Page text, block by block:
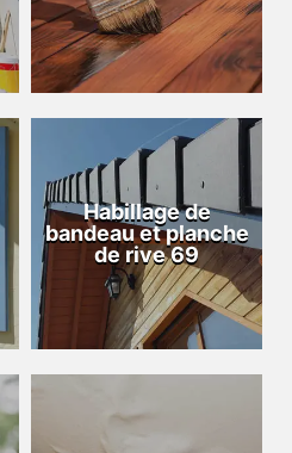
Habillage de
bandeau et planche
de rive 69